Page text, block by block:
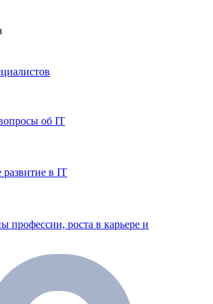
об IT
в IT
профессии, роста в карьере и